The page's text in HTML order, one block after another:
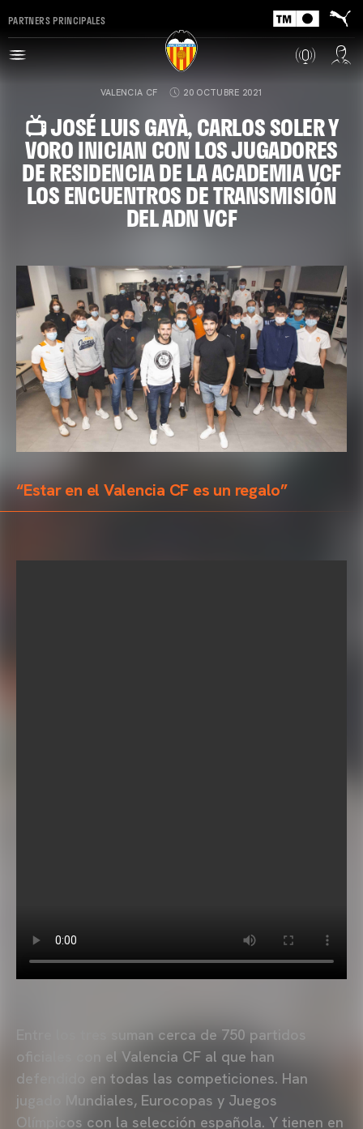
PARTNERS PRINCIPALES
VALENCIA CF 20 OCTUBRE 2021
📺 JOSÉ LUIS GAYÀ, CARLOS SOLER Y
VORO INICIAN CON LOS JUGADORES
DE RESIDENCIA DE LA ACADEMIA VCF
LOS ENCUENTROS DE TRANSMISIÓN
DEL ADN VCF
“Estar en el Valencia CF es un regalo”
Entre los tres suman cerca de 750 partidos
oficiales con el Valencia CF al que han
defendido en todas las competiciones. Han
jugado Mundiales, Eurocopas y Juegos
Olímpicos con la selección española. Y tienen en